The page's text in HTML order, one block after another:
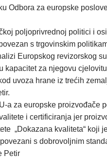
Odbora za europske
poljoprivrednoj politici i
s trgovinskim
Europskog revizorskog
kapacitet za njegovu
uvoza hrane iz trećih
a za europske proizvođače
i certificiranja jer
„Dokazana kvaliteta“
s dobrovoljnim
Petir